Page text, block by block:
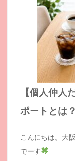
【個人仲人
ポートとは？
こんにちは。大
でーす